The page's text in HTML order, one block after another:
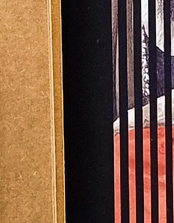
artistes et
de lancer
d’esprit
restant fidèles à
combinant des
dans des
l’accès à une
artistique, la
à des
ressources et au